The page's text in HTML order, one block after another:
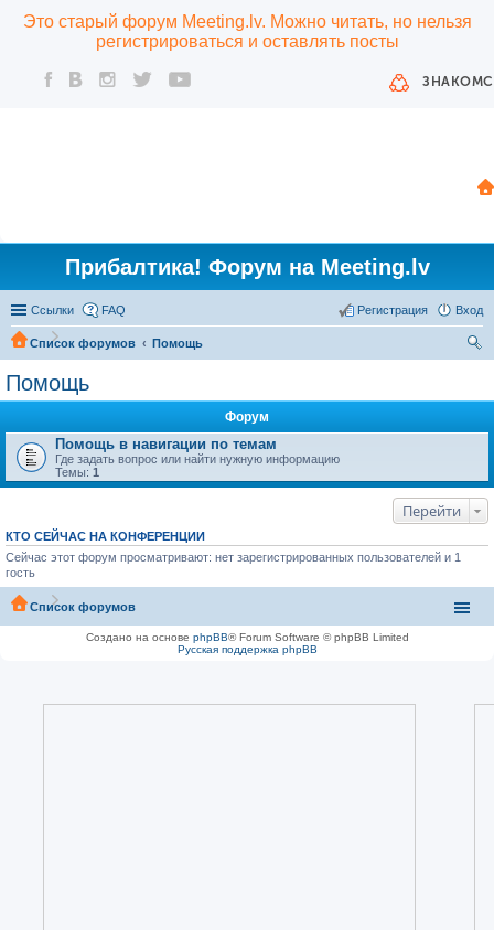
Это старый форум Meeting.lv. Можно читать, но нельзя
регистрироваться и оставлять посты
Прибалтика! Форум на Meeting.lv
Ссылки FAQ Вход
Регистрация
Список форумов
Помощь
Помощь
Форум
Помощь в навигации по темам
Где задать вопрос или найти нужную информацию
Темы: 1
Перейти
КТО СЕЙЧАС НА КОНФЕРЕНЦИИ
Сейчас этот форум просматривают: нет зарегистрированных пользователей и 1
гость
Список форумов
Создано на основе phpBB® Forum Software © phpBB Limited
Русская поддержка phpBB